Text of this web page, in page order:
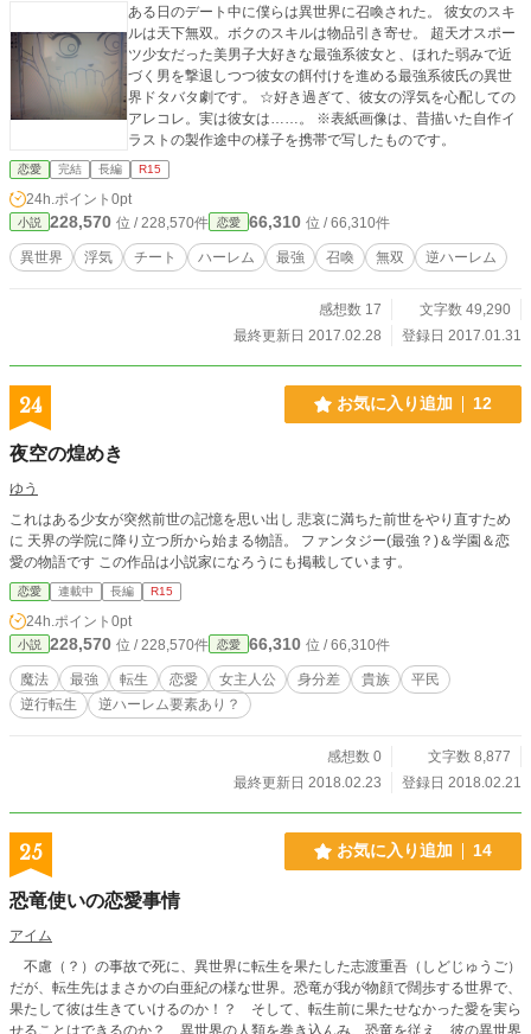
ある日のデート中に僕らは異世界に召喚された。 彼女のスキ
ルは天下無双。ボクのスキルは物品引き寄せ。 超天才スポー
ツ少女だった美男子大好きな最強系彼女と、ほれた弱みで近
づく男を撃退しつつ彼女の餌付けを進める最強系彼氏の異世
界ドタバタ劇です。 ☆好き過ぎて、彼女の浮気を心配しての
アレコレ。実は彼女は……。 ※表紙画像は、昔描いた自作イ
ラストの製作途中の様子を携帯で写したものです。
恋愛 完結 長編 R15
24h.ポイント 0pt
小説 228,570 位 / 228,570件 恋愛 66,310 位 / 66,310件
異世界 浮気 チート ハーレム 最強 召喚 無双 逆ハーレム
感想数 17
文字数 49,290
最終更新日 2017.02.28
登録日 2017.01.31
24 お気に入り追加 12
夜空の煌めき
ゆう
これはある少女が突然前世の記憶を思い出し 悲哀に満ちた前世をやり直すため
に 天界の学院に降り立つ所から始まる物語。 ファンタジー(最強？)＆学園＆恋
愛の物語です この作品は小説家になろうにも掲載しています。
恋愛 連載中 長編 R15
24h.ポイント 0pt
小説 228,570 位 / 228,570件 恋愛 66,310 位 / 66,310件
魔法 最強 転生 恋愛 女主人公 身分差 貴族
平民
逆行転生
逆ハーレム要素あり？
感想数 0
文字数 8,877
最終更新日 2018.02.23
登録日 2018.02.21
25 お気に入り追加 14
恐竜使いの恋愛事情
アイム
不慮（？）の事故で死に、異世界に転生を果たした志渡重吾（しどじゅうご）
だが、転生先はまさかの白亜紀の様な世界。恐竜が我が物顔で闊歩する世界で、
果たして彼は生きていけるのか！？ そして、転生前に果たせなかった愛を実ら
せることはできるのか？ 異世界の人類を巻き込んみ、恐竜を従え、彼の異世界